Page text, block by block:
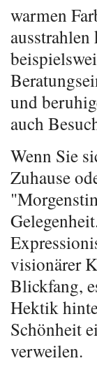
warmen
und
auch
Wenn Sie
Zuhause
visionärer
Blickfang,
Hektik
Schönheit
verweilen.